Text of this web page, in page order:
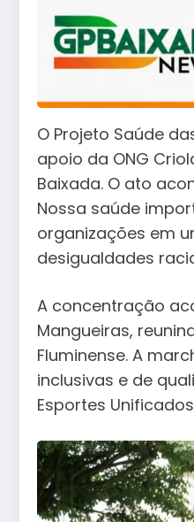
O Projeto Saúde
apoio da ONG
Baixada. O ato
Nossa saúde
organizações em
desigualdades
A concentração
Mangueiras,
Fluminense. A
inclusivas e de
Esportes